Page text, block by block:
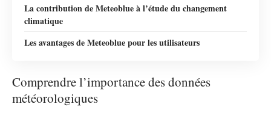
La contribution de Meteoblue à l’étude du changement
climatique
Les avantages de Meteoblue pour les utilisateurs
Comprendre l’importance des données
météorologiques